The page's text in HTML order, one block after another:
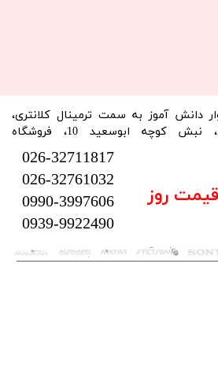
متعلق به فروشگاه سلما سیستم می‌باشد.
دانش آموز به سمت ترمینال کلانتری،
دولت آباد، خیابان نشاط، نبش کوچه ابوسعید 10، فروشگاه
026-32711817
026-32761032
0990-3997606
0939-9922490
روز